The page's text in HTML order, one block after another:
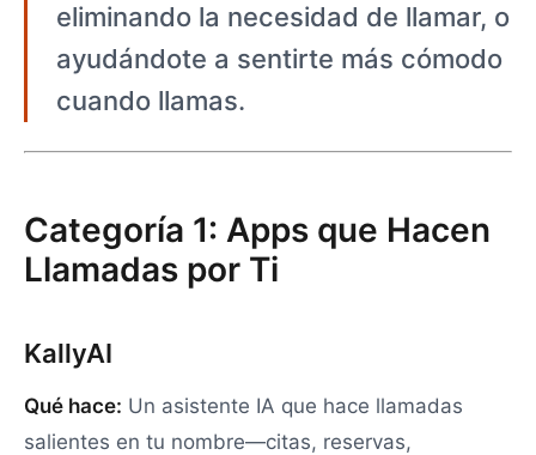
eliminando la necesidad de llamar, o
ayudándote a sentirte más cómodo
cuando llamas.
Categoría 1: Apps que Hacen
Llamadas por Ti
KallyAI
Qué hace: Un asistente IA que hace llamadas
salientes en tu nombre—citas, reservas,